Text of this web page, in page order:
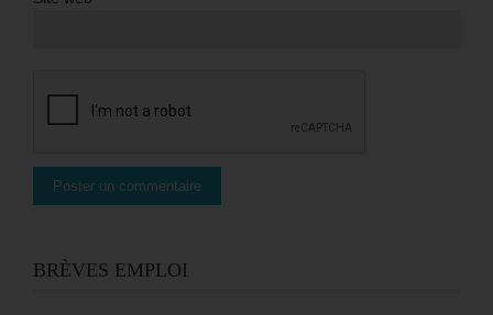
BRÈVES EMPLOI